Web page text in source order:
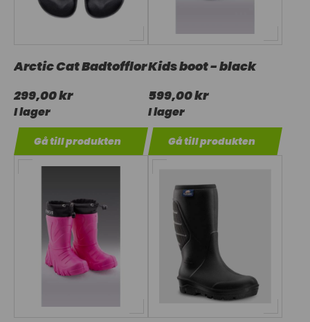
Arctic Cat Badtofflor
299,00 kr
I lager
Gå till produkten
Kids boot - black
599,00 kr
I lager
Gå till produkten